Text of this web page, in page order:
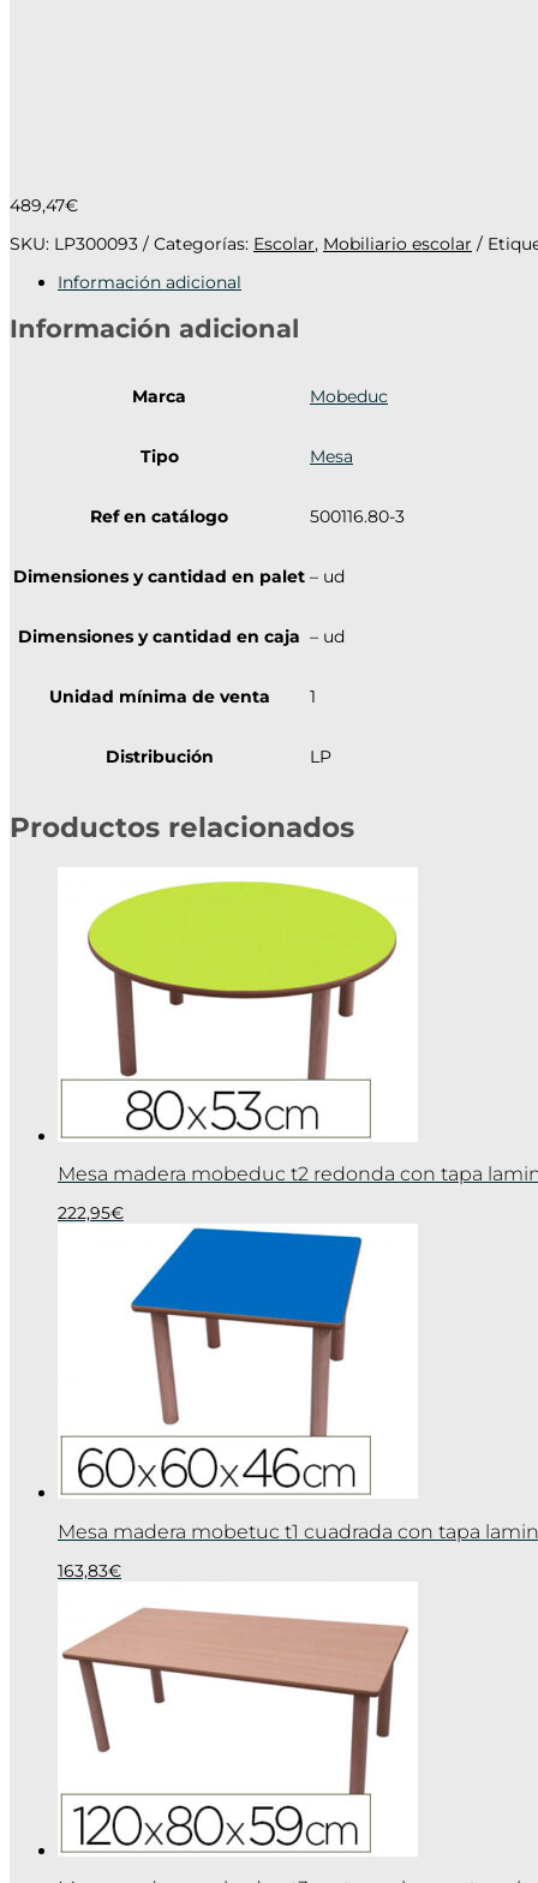
489,47€
SKU: LP300093 Categorías: Escolar, Mobiliario escolar
Información adicional
Información adicional
Marca Mobeduc
Tipo Mesa
Ref en catálogo 500116.80-3
Dimensiones y cantidad en palet – ud
Dimensiones y cantidad en caja – ud
Unidad mínima de venta 1
Distribución LP
Productos relacionados
Mesa madera mobeduc t2 redonda con tapa
222,95€
Mesa madera mobetuc t1 cuadrada con tapa
163,83€